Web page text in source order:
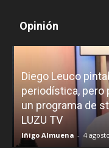
Opinión
Diego Leuco
periodística, pero
un programa de
LUZU TV
Iñigo Almuena - 4